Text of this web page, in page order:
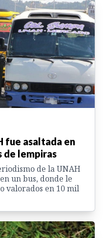
fue asaltada en
de lempiras
de la UNAH
un bus, donde le
valorados en 10 mil